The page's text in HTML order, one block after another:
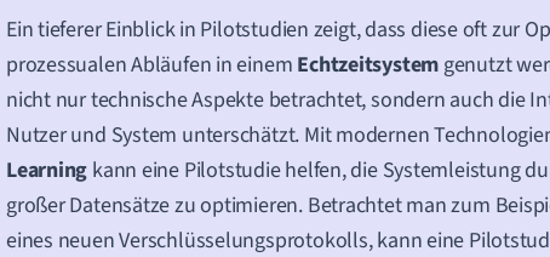
Ein tieferer Einblick in Pilotstudien zeigt, dass diese oft zur
prozessualen Abläufen in einem Echtzeitsystemgenutzt
nicht nur technische Aspekte betrachtet, sondern auch die
Nutzer und System unterschätzt. Mit modernen
Learning kann eine Pilotstudie helfen, die Systemleistung
großer Datensätze zu optimieren. Betrachtet man zum
eines neuen Verschlüsselungsprotokolls, kann eine